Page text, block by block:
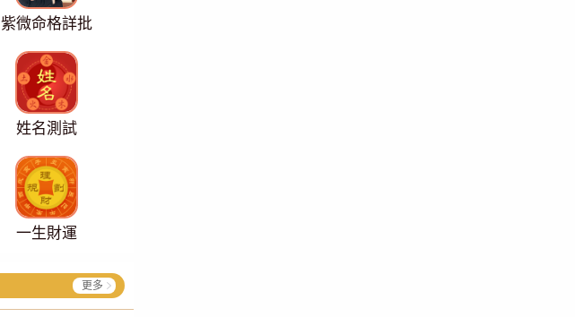
紫微命格詳批
姓名測試
一生財運
更多